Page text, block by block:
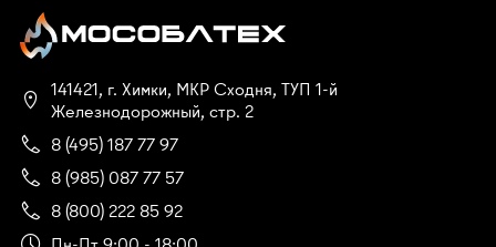
141421, г. Химки, МКР Сходня, ТУП 1-й
Железнодорожный, стр. 2
8 (495) 187 77 97
8 (985) 087 77 57
8 (800) 222 85 92